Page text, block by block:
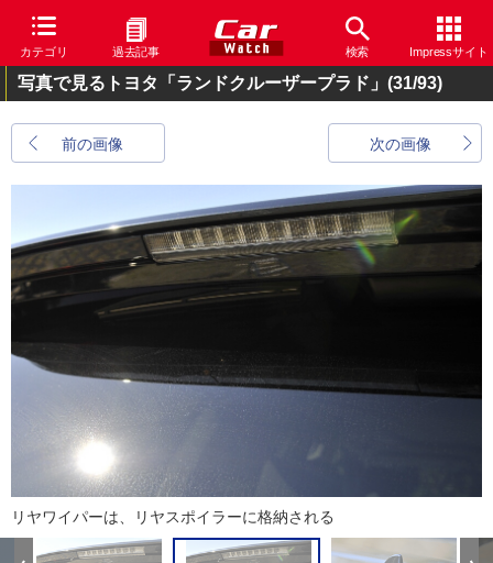
カテゴリ 過去記事 検索 Impressサイト
写真で見るトヨタ「ランドクルーザープラド」 (31/93)
前の画像 次の画像
リヤワイパーは、リヤスポイラーに格納される